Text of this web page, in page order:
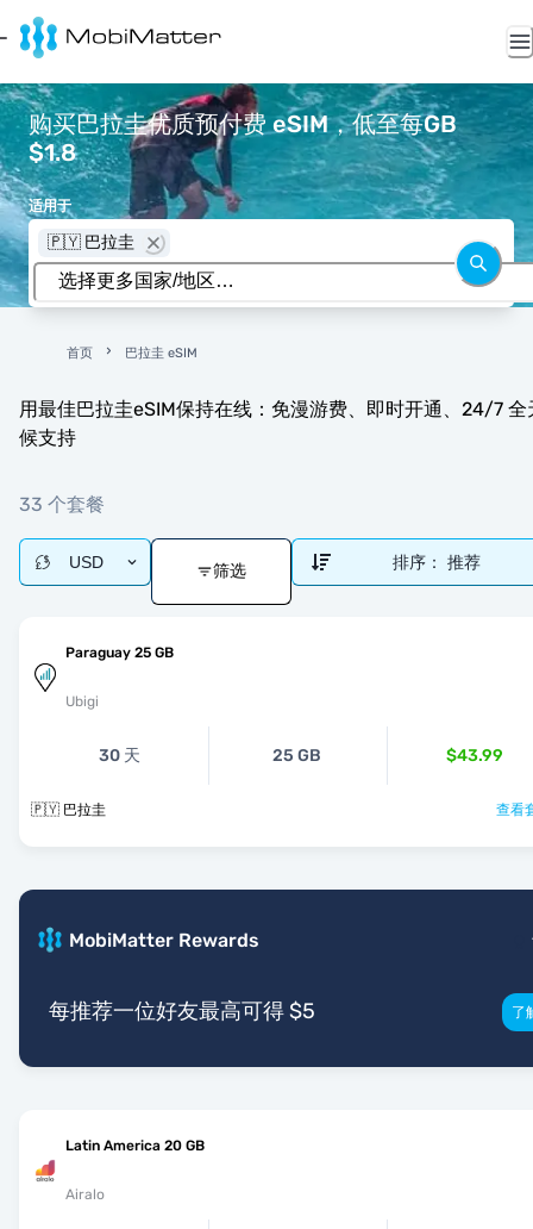
购买巴拉圭优质预付费 eSIM，低至每GB
$1.8
适用于
🇵🇾 巴拉圭
首页 巴拉圭 eSIM
用最佳巴拉圭eSIM保持在线：免漫游费、即时开通、24/7 全
候支持
33 个套餐
USD 筛选 排序： 推荐
Paraguay 25 GB
Ubigi
30 天 25 GB $43.99
🇵🇾 巴拉圭 查看
MobiMatter Rewards
每推荐一位好友最高可得 $5 了
Latin America 20 GB
Airalo